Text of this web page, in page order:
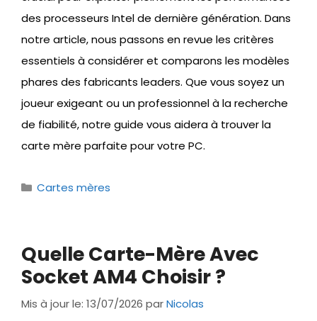
des processeurs Intel de dernière génération. Dans
notre article, nous passons en revue les critères
essentiels à considérer et comparons les modèles
phares des fabricants leaders. Que vous soyez un
joueur exigeant ou un professionnel à la recherche
de fiabilité, notre guide vous aidera à trouver la
carte mère parfaite pour votre PC.
Catégories
Cartes mères
Quelle Carte-Mère Avec
Socket AM4 Choisir ?
Mis à jour le: 13/07/2026 parNicolas